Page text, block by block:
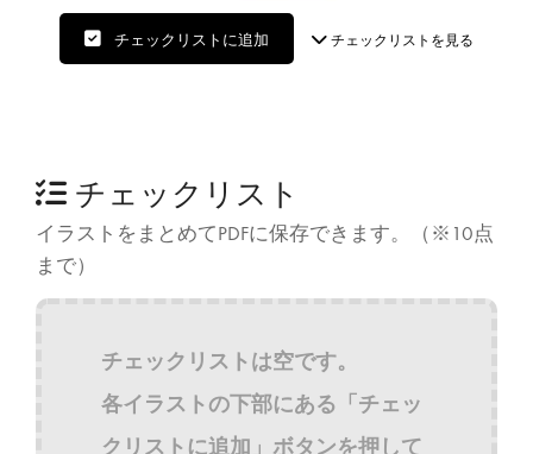
チェックリストに追加 チェックリストを見る
チェックリスト
イラストをまとめてPDFに保存できます。（※10点
まで）
チェックリストは空です。
各イラストの下部にある「チェッ
クリストに追加」ボタンを押して